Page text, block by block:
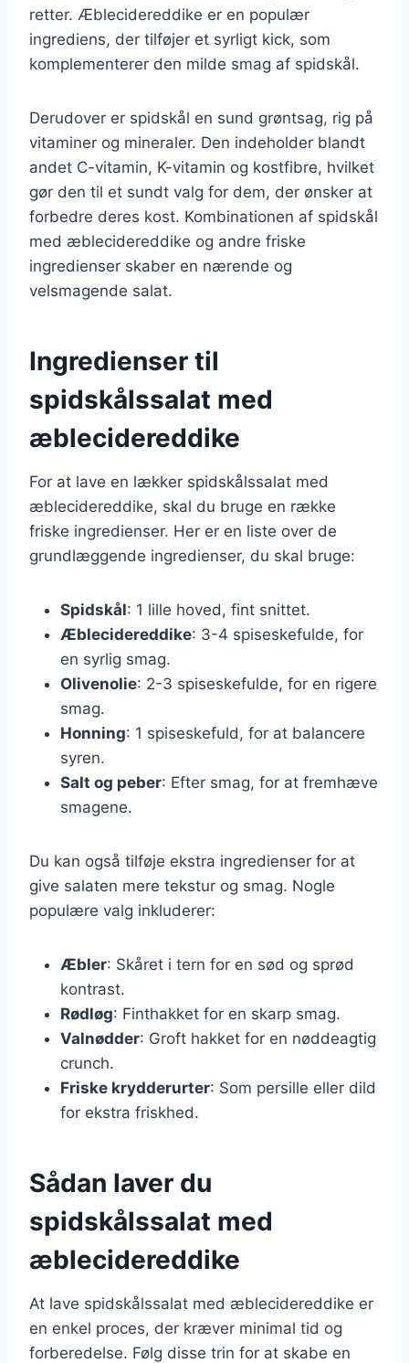
retter. Æblecidereddike er en populær
ingrediens, der tilføjer et syrligt kick, som
komplementerer den milde smag af spidskål.
Derudover er spidskål en sund grøntsag, rig på
vitaminer og mineraler. Den indeholder blandt
andet C-vitamin, K-vitamin og kostfibre, hvilket
gør den til et sundt valg for dem, der ønsker at
forbedre deres kost. Kombinationen af spidskål
med æblecidereddike og andre friske
ingredienser skaber en nærende og
velsmagende salat.
Ingredienser til
spidskålssalat med
æblecidereddike
For at lave en lækker spidskålssalat med
æblecidereddike, skal du bruge en række
friske ingredienser. Her er en liste over de
grundlæggende ingredienser, du skal bruge:
Spidskål: 1 lille hoved, fint snittet.
Æblecidereddike: 3-4 spiseskefulde, for
en syrlig smag.
Olivenolie: 2-3 spiseskefulde, for en rigere
smag.
Honning: 1 spiseskefuld, for at balancere
syren.
Salt og peber: Efter smag, for at fremhæve
smagene.
Du kan også tilføje ekstra ingredienser for at
give salaten mere tekstur og smag. Nogle
populære valg inkluderer:
Æbler: Skåret i tern for en sød og sprød
kontrast.
Rødløg: Finthakket for en skarp smag.
Valnødder: Groft hakket for en nøddeagtig
crunch.
Friske krydderurter: Som persille eller dild
for ekstra friskhed.
Sådan laver du
spidskålssalat med
æblecidereddike
At lave spidskålssalat med æblecidereddike er
en enkel proces, der kræver minimal tid og
forberedelse. Følg disse trin for at skabe en